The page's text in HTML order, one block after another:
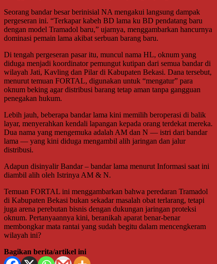
Seorang bandar besar berinisial NA mengakui langsung dampak
pergeseran ini. “Terkapar kabeh BD lama ku BD pendatang baru
dengan model Tramadol baru,” ujarnya, menggambarkan hancurnya
dominasi pemain lama akibat serbuan barang baru.
Di tengah pergeseran pasar itu, muncul nama HL, oknum yang
diduga menjadi koordinator pemungut kutipan dari semua bandar di
wilayah Jati, Kavling dan Pilar di Kabupaten Bekasi. Dana tersebut,
menurut temuan FORTAL, digunakan untuk “mengatur” para
oknum beking agar distribusi barang tetap aman tanpa gangguan
penegakan hukum.
Lebih jauh, beberapa bandar lama kini memilih beroperasi di balik
layar, menyerahkan kendali lapangan kepada orang terdekat mereka.
Dua nama yang mengemuka adalah AM dan N — istri dari bandar
lama — yang kini diduga mengambil alih jaringan dan jalur
distribusi.
Adapun disinyalir Bandar – bandar lama menurut Informasi saat ini
diambil alih oleh Istrinya AM & N.
Temuan FORTAL ini menggambarkan bahwa peredaran Tramadol
di Kabupaten Bekasi bukan sekadar masalah obat terlarang, tetapi
juga arena perebutan bisnis dengan dukungan jaringan proteksi
oknum. Pertanyaannya kini, beranikah aparat benar-benar
membongkar mata rantai yang sudah begitu dalam mencengkeram
wilayah ini?
Bagikan berita/artikel ini